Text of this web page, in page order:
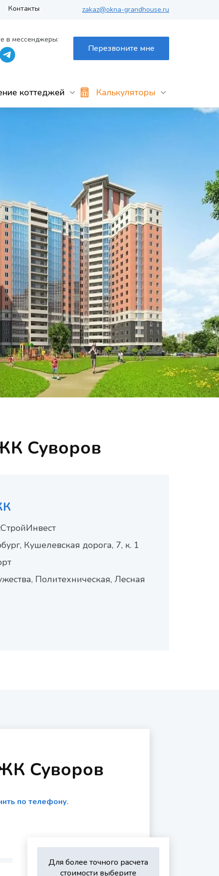
в мессенджеры:
Перезвоните мне
zakaz@okna-grandhouse.ru
коттеджей Калькуляторы
Контакты
Суворов
Кушелевская дорога, 7, к. 1
Политехническая, Лесная
Суворов
по телефону.
Для более точного расчета
стоимости выберите